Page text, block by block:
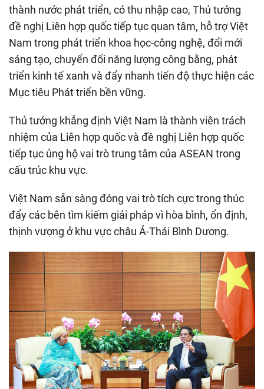
thành nước phát triển, có thu nhập cao, Thủ tướng
đề nghị Liên hợp quốc tiếp tục quan tâm, hỗ trợ Việt
Nam trong phát triển khoa học-công nghệ, đổi mới
sáng tạo, chuyển đổi năng lượng công bằng, phát
triển kinh tế xanh và đẩy nhanh tiến độ thực hiện các
Mục tiêu Phát triển bền vững.
Thủ tướng khẳng định Việt Nam là thành viên trách
nhiệm của Liên hợp quốc và đề nghị Liên hợp quốc
tiếp tục ủng hộ vai trò trung tâm của ASEAN trong
cấu trúc khu vực.
Việt Nam sẵn sàng đóng vai trò tích cực trong thúc
đẩy các bên tìm kiếm giải pháp vì hòa bình, ổn định,
thịnh vượng ở khu vực châu Á-Thái Bình Dương.